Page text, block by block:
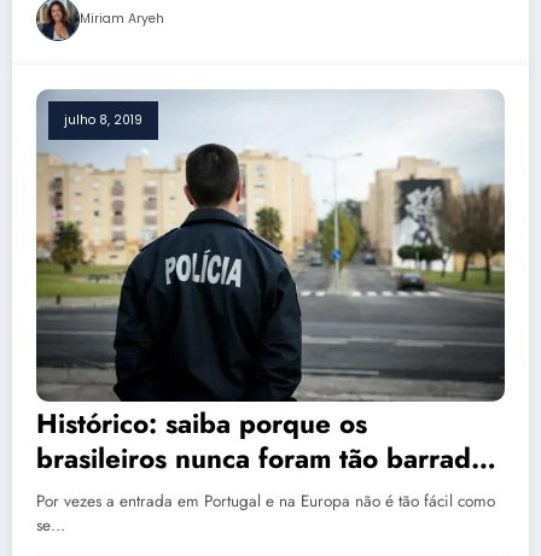
Miriam Aryeh
julho 8, 2019
Histórico: saiba porque os
brasileiros nunca foram tão barrados
nas fronteiras da Europa
Por vezes a entrada em Portugal e na Europa não é tão fácil como
se…